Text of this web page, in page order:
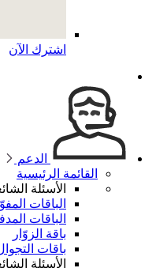
اشترك الآن
الدعم
القائمة الرئيسية
الأسئلة الشائعة
الباقات المفوّترة
الباقات المدفوعة
باقة الزوّار
باقات التجوال
الأسئلة الشائعة